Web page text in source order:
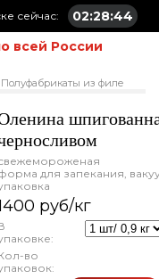
сейчас:
02:28:44
всей России
Полуфабрикаты из филе
для запекания,
руб/кг
во